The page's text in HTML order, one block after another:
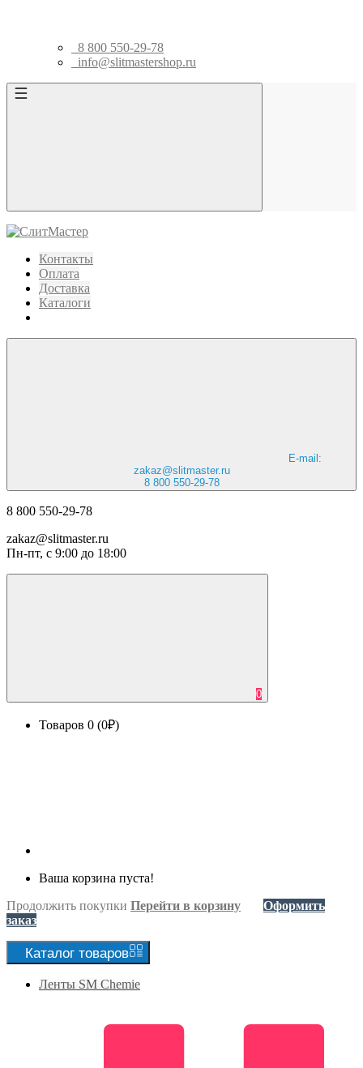
8 800 550-29-78
info@slitmastershop.ru
Контакты
Оплата
Доставка
Каталоги
E-mail:
zakaz@slitmaster.ru
8 800 550-29-78
8 800 550-29-78
zakaz@slitmaster.ru
Пн-пт, с 9:00 до 18:00
0
Товаров 0 (0₽)
Ваша корзина пуста!
Продолжить покупки Перейти в корзину
Оформить
заказ
Каталог товаров
Ленты SM Chemie